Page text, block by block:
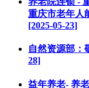
重庆市老年人
[2025-05-23]
自然资源部：
28]
益年养老- 养